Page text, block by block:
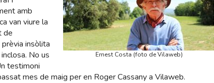
Ernest Costa (foto de Vilaweb)
amb
van viure la
de
insòlita
No us
testimoni
mes de maig per en Roger Cassany a Vilaweb.